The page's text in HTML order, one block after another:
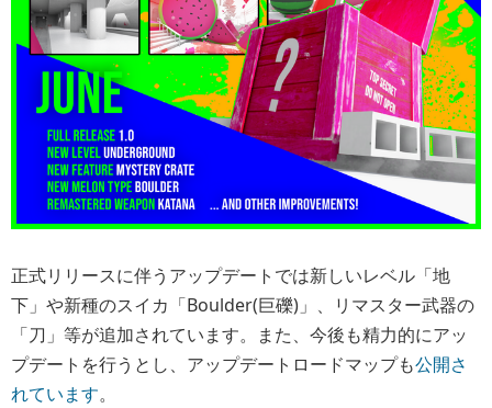
正式リリースに伴うアップデートでは新しいレベル「地
下」や新種のスイカ「Boulder(巨礫)」、リマスター武器の
「刀」等が追加されています。また、今後も精力的にアッ
プデートを行うとし、アップデートロードマップも公開さ
れています。